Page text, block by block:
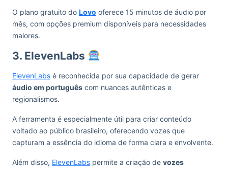
O plano gratuito do Lovo oferece 15 minutos de áudio por
mês, com opções premium disponíveis para necessidades
maiores.
3. ElevenLabs
ElevenLabs é reconhecida por sua capacidade de gerar
áudio em português com nuances autênticas e
regionalismos.
A ferramenta é especialmente útil para criar conteúdo
voltado ao público brasileiro, oferecendo vozes que
capturam a essência do idioma de forma clara e envolvente.
Além disso, ElevenLabs permite a criação de vozes